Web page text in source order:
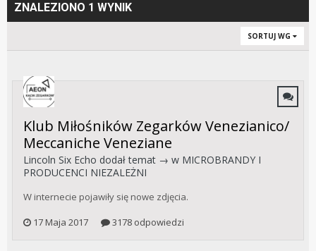
ZNALEZIONO 1 WYNIK
SORTUJ WG
Klub Miłośników Zegarków Venezianico/
Meccaniche Veneziane
Lincoln Six Echo dodał temat → w MICROBRANDY I
PRODUCENCI NIEZALEŻNI
W internecie pojawiły się nowe zdjęcia.
17 Maja 2017
3178 odpowiedzi